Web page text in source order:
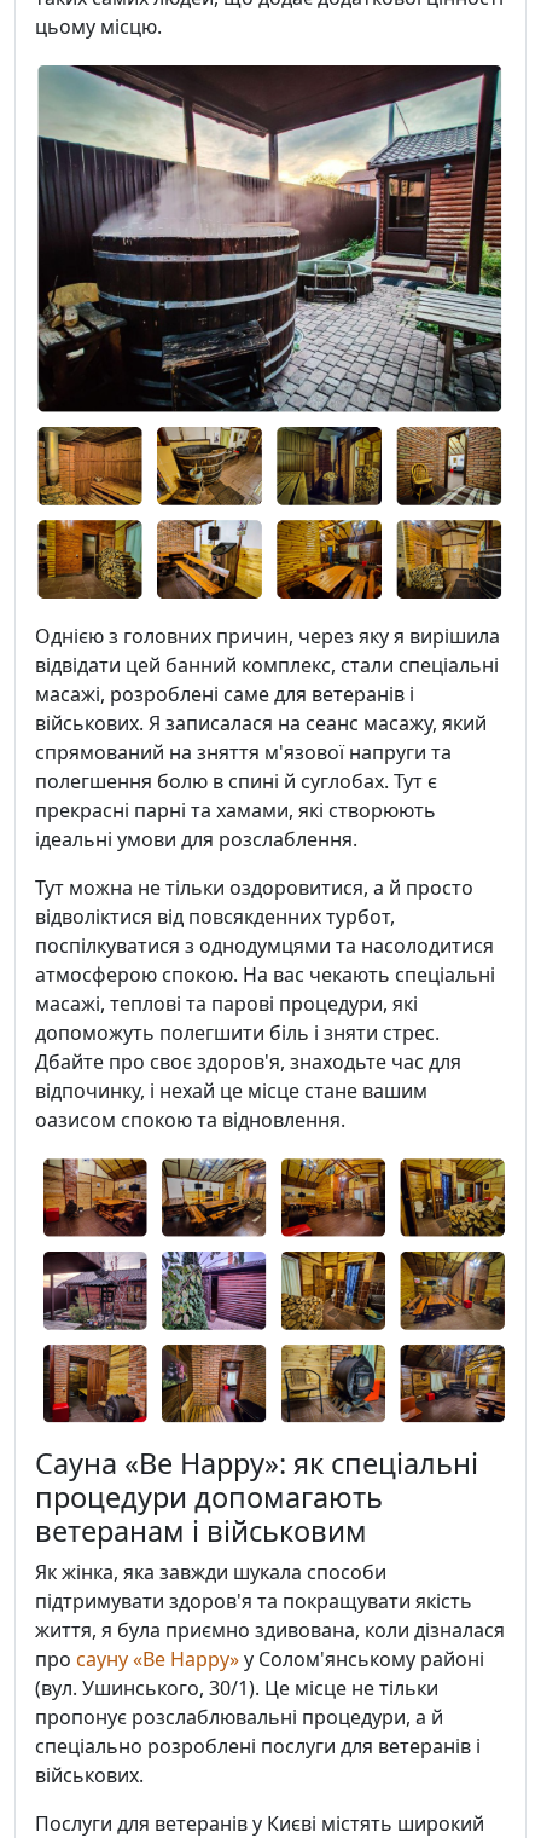
цьому місцю.
Однією з головних причин, через яку я вирішила
відвідати цей банний комплекс, стали спеціальні
масажі, розроблені саме для ветеранів і
військових. Я записалася на сеанс масажу, який
спрямований на зняття м'язової напруги та
полегшення болю в спині й суглобах. Тут є
прекрасні парні та хамами, які створюють
ідеальні умови для розслаблення.
Тут можна не тільки оздоровитися, а й просто
відволіктися від повсякденних турбот,
поспілкуватися з однодумцями та насолодитися
атмосферою спокою. На вас чекають спеціальні
масажі, теплові та парові процедури, які
допоможуть полегшити біль і зняти стрес.
Дбайте про своє здоров'я, знаходьте час для
відпочинку, і нехай це місце стане вашим
оазисом спокою та відновлення.
Сауна «Be Happy»: як спеціальні
процедури допомагають
ветеранам і військовим
Як жінка, яка завжди шукала способи
підтримувати здоров'я та покращувати якість
життя, я була приємно здивована, коли дізналася
про сауну «Be Happy»у Солом'янському районі
(вул. Ушинського, 30/1). Це місце не тільки
пропонує розслаблювальні процедури, а й
спеціально розроблені послуги для ветеранів і
військових.
Послуги для ветеранів у Києві містять широкий